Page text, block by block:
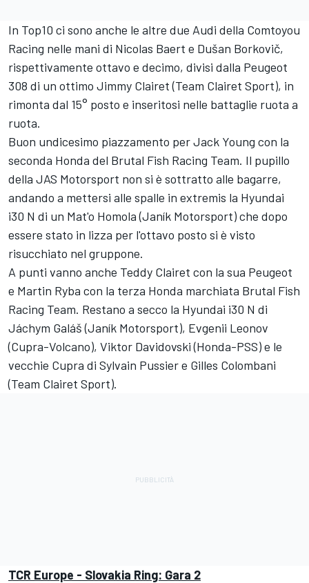
In Top10 ci sono anche le altre due Audi della Comtoyou
Racing nelle mani di Nicolas Baert e Dušan Borkovič,
rispettivamente ottavo e decimo, divisi dalla Peugeot
308 di un ottimo Jimmy Clairet (Team Clairet Sport), in
rimonta dal 15° posto e inseritosi nelle battaglie ruota a
ruota.
Buon undicesimo piazzamento per Jack Young con la
seconda Honda del Brutal Fish Racing Team. Il pupillo
della JAS Motorsport non si è sottratto alle bagarre,
andando a mettersi alle spalle in extremis la Hyundai
i30 N di un Mat'o Homola (Janík Motorsport) che dopo
essere stato in lizza per l'ottavo posto si è visto
risucchiato nel gruppone.
A punti vanno anche Teddy Clairet con la sua Peugeot
e Martin Ryba con la terza Honda marchiata Brutal Fish
Racing Team. Restano a secco la Hyundai i30 N di
Jáchym Galáš (Janík Motorsport), Evgenii Leonov
(Cupra-Volcano), Viktor Davidovski (Honda-PSS) e le
vecchie Cupra di Sylvain Pussier e Gilles Colombani
(Team Clairet Sport).
TCR Europe - Slovakia Ring: Gara 2